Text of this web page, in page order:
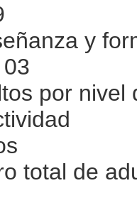
y
por
total de